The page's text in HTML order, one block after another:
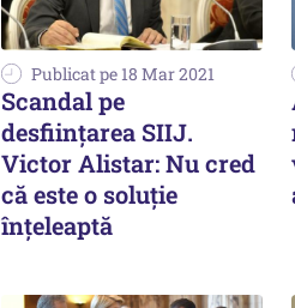
Publicat pe 18 Mar 2021
Scandal pe
desființarea SIIJ.
Victor Alistar: Nu cred
că este o soluție
înțeleaptă